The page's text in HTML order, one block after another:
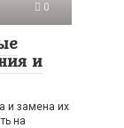
0
и
и замена их
на